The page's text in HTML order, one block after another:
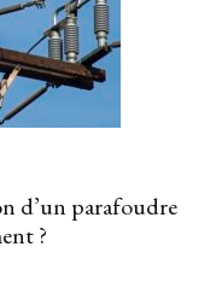
d’un parafoudre
?